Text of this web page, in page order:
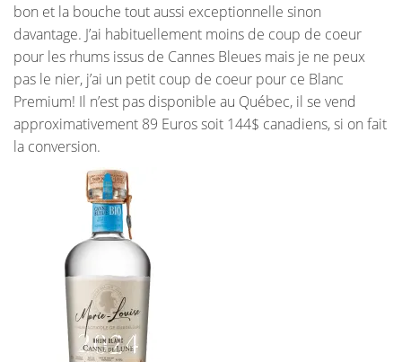
bon et la bouche tout aussi exceptionnelle sinon
davantage. J’ai habituellement moins de coup de coeur
pour les rhums issus de Cannes Bleues mais je ne peux
pas le nier, j’ai un petit coup de coeur pour ce Blanc
Premium! Il n’est pas disponible au Québec, il se vend
approximativement 89 Euros soit 144$ canadiens, si on fait
la conversion.